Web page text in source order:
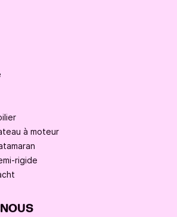
à moteur
rigide